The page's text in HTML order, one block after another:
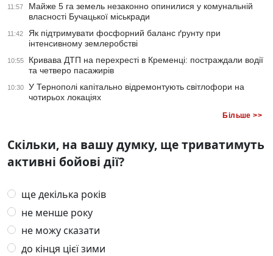
11:57
Майже 5 га земель незаконно опинилися у комунальній
власності Бучацької міськради
11:42
Як підтримувати фосфорний баланс ґрунту при
інтенсивному землеробстві
10:55
Кривава ДТП на перехресті в Кременці: постраждали водії
та четверо пасажирів
10:30
У Тернополі капітально відремонтують світлофори на
чотирьох локаціях
Більше >>
Скільки, на вашу думку, ще триватимуть
активні бойові дії?
ще декілька років
не менше року
не можу сказати
до кінця цієї зими